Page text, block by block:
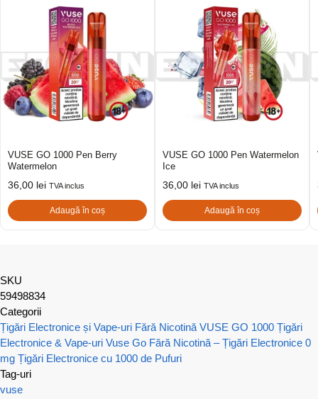
VUSE GO 1000 Pen Berry
Watermelon
36,00 lei TVA inclus
Adaugă în coș
VUSE GO 1000 Pen Watermelon
Ice
36,00 lei TVA inclus
Adaugă în coș
SKU
59498834
Categorii
Țigări Electronice și Vape-uri Fără Nicotină VUSE GO 1000 Țigări
Electronice & Vape-uri Vuse Go Fără Nicotină – Țigări Electronice 0
mg Țigări Electronice cu 1000 de Pufuri
Tag-uri
vuse